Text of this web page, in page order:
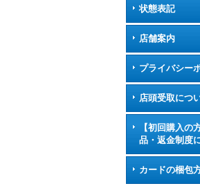
状態表記
店舗案内
プライバシー
店頭受取につ
【初回購入の
品・返金制度
カードの梱包